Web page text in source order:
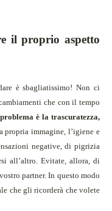
il proprio aspetto
è sbagliatissimo!Non ci
che con il tempo
è la trascuratezza,
propria immagine, l’igiene e
negative, di pigrizia
all’altro. Evitate, allora, di
partner. In questo modo
che gli ricorderà che volete